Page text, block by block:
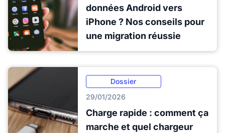
données Android vers
iPhone ? Nos conseils pour
une migration réussie
Dossier
29/01/2026
Charge rapide : comment ça
marche et quel chargeur